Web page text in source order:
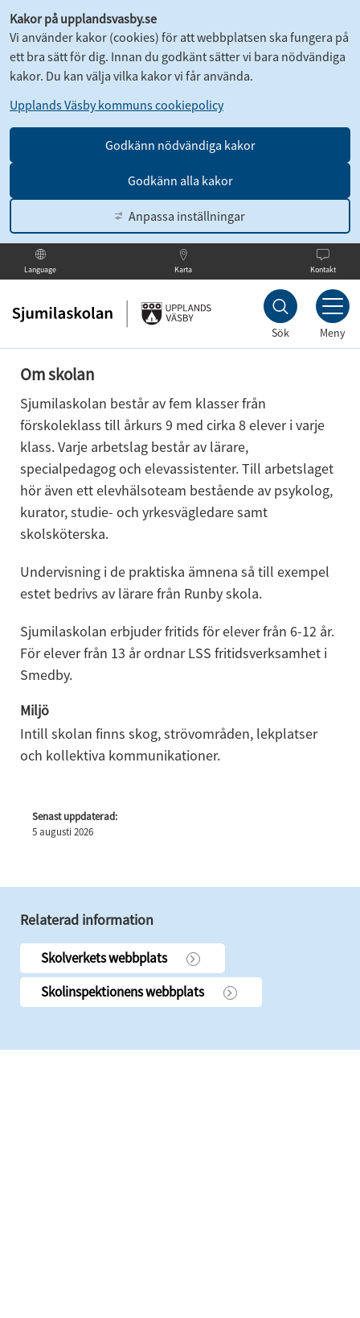
Kakor på upplandsvasby.se
Vi använder kakor (cookies) för att webbplatsen ska fungera på
ett bra sätt för dig. Innan du godkänt sätter vi bara nödvändiga
kakor. Du kan välja vilka kakor vi får använda.
Upplands Väsby kommuns cookiepolicy
Godkänn nödvändiga kakor
Godkänn alla kakor
Anpassa inställningar
Till
Language Karta Kontakt
Sök Meny
Om skolan
Sjumilaskolan består av fem klasser från
förskoleklass till årkurs 9 med cirka 8 elever i varje
klass. Varje arbetslag består av lärare,
specialpedagog och elevassistenter. Till arbetslaget
hör även ett elevhälsoteam bestående av psykolog,
kurator, studie- och yrkesvägledare samt
skolsköterska.
Undervisning i de praktiska ämnena så till exempel
estet bedrivs av lärare från Runby skola.
Sjumilaskolan erbjuder fritids för elever från 6-12 år.
För elever från 13 år ordnar LSS fritidsverksamhet i
Smedby.
Miljö
Intill skolan finns skog, strövområden, lekplatser
och kollektiva kommunikationer.
Senast uppdaterad:
5 augusti 2026
Relaterad information
Skolverkets webbplats
Skolinspektionens webbplats